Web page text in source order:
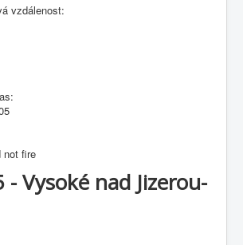
vzdálenost:
not fire
- Vysoké nad Jizerou-